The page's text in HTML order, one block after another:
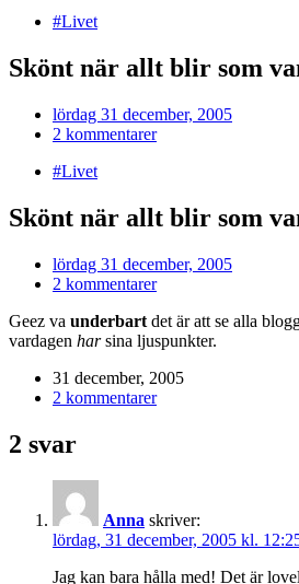
#Livet
Skönt när allt blir som
lördag 31 december, 2005
2 kommentarer
#Livet
Skönt när allt blir som
lördag 31 december, 2005
2 kommentarer
Geez va underbart det är att se alla
vardagen harsina ljuspunkter.
31 december, 2005
2 kommentarer
2 svar
Anna skriver:
lördag, 31 december, 2005 kl.
Jag kan bara hålla med! Det är